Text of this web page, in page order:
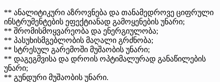
** ანალიტიკური აზროვნება და თანამედროვე ციფრული
ინსტრუმენტების ეფექტიანად გამოყენების უნარი;
** შრომისმოყვარეობა და ენერგიულობა;
** პასუხისმგებლობის მაღალი გრძნობა;
** სტრესულ გარემოში მუშაობის უნარი;
** დაგეგმვისა და დროის ოპტიმალურად განაწილების
უნარი;
** გუნდური მუშაობის უნარი.